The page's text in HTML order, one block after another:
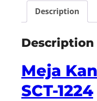
Description
Description
Meja
SCT-1224